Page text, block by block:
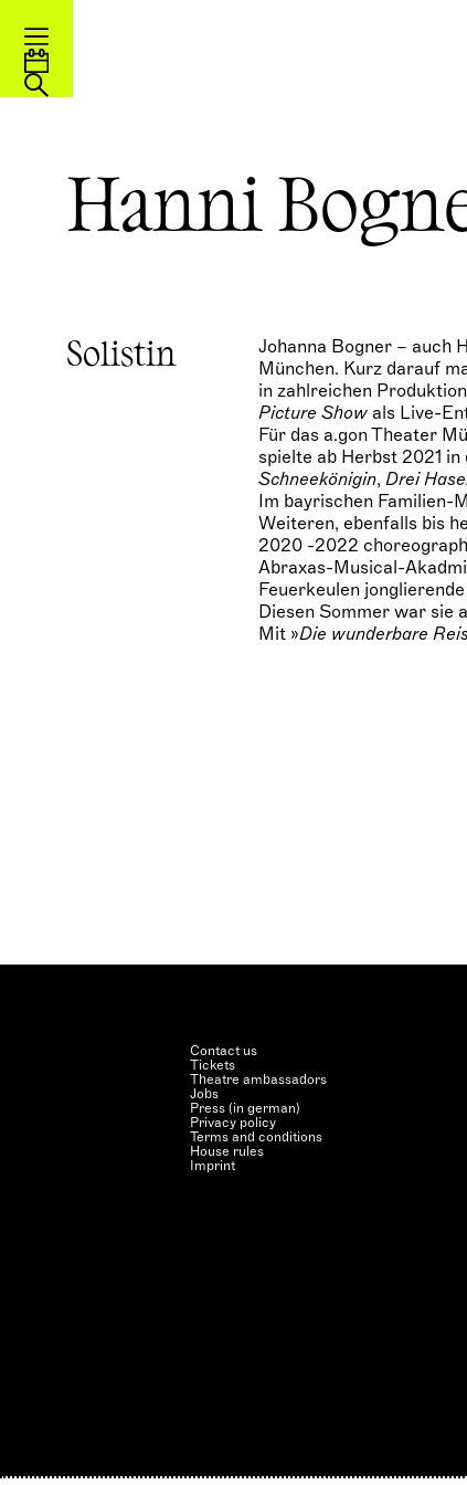
Hanni
Johanna Bogner – auch
München. Kurz darauf
in zahlreichen
Picture Show als Live-
Für das a.gon Theater
spielte ab Herbst 2021
Schneekönigin,Drei
Im bayrischen Familien-
Weiteren, ebenfalls bis
2020 -2022
Abraxas-Musical-
Feuerkeulen
Diesen Sommer war sie
Mit »Die wunderbare
Solistin
Contact us
Tickets
Theatre ambassadors
Jobs
Press (in german)
Privacy policy
Terms and conditions
House rules
Imprint